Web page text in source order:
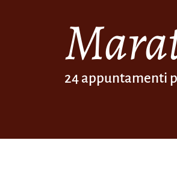
24 appuntamenti